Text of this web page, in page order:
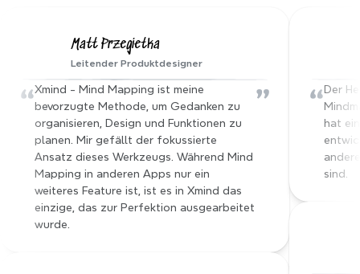
Matt Przegietka
Leitender Produktdesigner
“Xmind - Mind Mapping ist meine
bevorzugte Methode, um Gedanken zu
organisieren, Design und Funktionen zu
planen. Mir gefällt der fokussierte
Ansatz dieses Werkzeugs. Während Mind
Mapping in anderen Apps nur ein
weiteres Feature ist, ist es in Xmind das
einzige, das zur Perfektion ausgearbeitet
wurde.
” “ Der
hat
sind.